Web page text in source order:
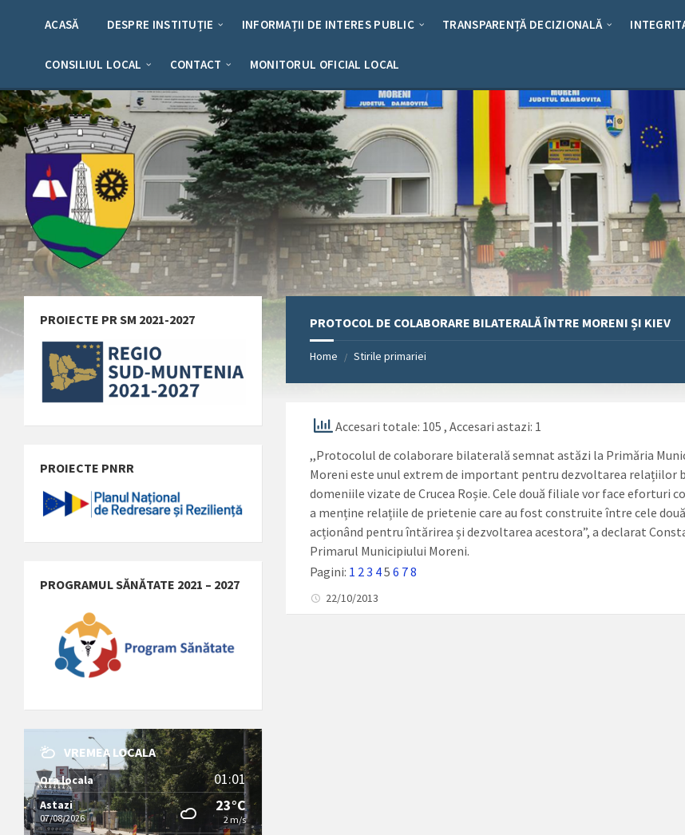
ACASĂ DESPRE INSTITUȚIE INFORMAȚII DE INTERES PUBLIC TRANSPARENȚĂ DECIZIONALĂ
CONSILIUL LOCAL CONTACT MONITORUL OFICIAL LOCAL
PROTOCOL DE COLABORARE BILATERALĂ ÎNTRE MORENI ȘI KIEV
Home / Stirile primariei
Accesari totale: 105, Accesari astazi: 1
,,Protocolul de colaborare bilaterală semnat astăzi la Primăria
Moreni este unul extrem de important pentru dezvoltarea relațiilor
domeniile vizate de Crucea Roșie. Cele două filiale vor face eforturi
a menține relațiile de prietenie care au fost construite între cele
acționând pentru întărirea și dezvoltarea acestora”, a declarat
Primarul Municipiului Moreni.
Pagini: 1 2 3 45 6 78
22/10/2013
PROIECTE PR SM 2021-2027
PROIECTE PNRR
PROGRAMUL SĂNĂTATE 2021 – 2027
VREMEA LOCALA
Ora locala 01:01
Astazi
07/08/2026
23°C
2 m/s